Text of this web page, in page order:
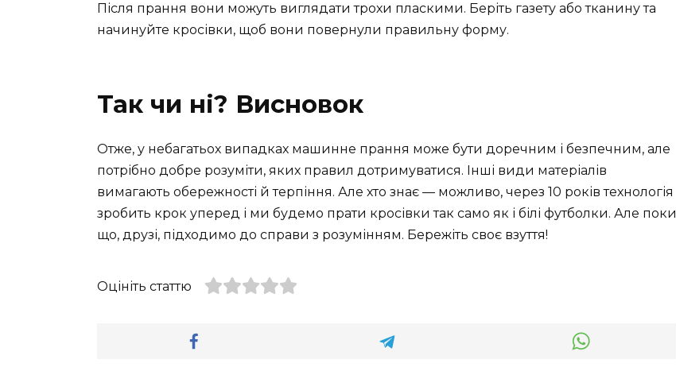
Після прання вони можуть виглядати трохи пласкими. Беріть газету або тканину та
начинуйте кросівки, щоб вони повернули правильну форму.
Так чи ні? Висновок
Отже, у небагатьох випадках машинне прання може бути доречним і безпечним, але
потрібно добре розуміти, яких правил дотримуватися. Інші види матеріалів
вимагають обережності й терпіння. Але хто знає — можливо, через 10 років технологія
зробить крок уперед і ми будемо прати кросівки так само як і білі футболки. Але поки
що, друзі, підходимо до справи з розумінням. Бережіть своє взуття!
Оцініть статтю